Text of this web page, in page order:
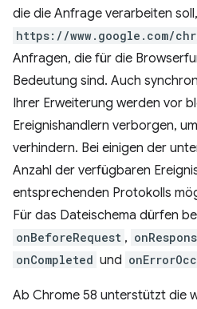
die die Anfrage verarbeiten soll,
https://www.google.com/
Anfragen, die für die
Bedeutung sind. Auch
Ihrer Erweiterung werden vor
Ereignishandlern verborgen,
verhindern. Bei einigen der
Anzahl der verfügbaren
entsprechenden Protokolls
Für das Dateischema dürfen
onBeforeRequest ,
onCompleted und
Ab Chrome 58 unterstützt die